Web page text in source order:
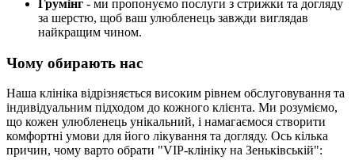
Грумінг - ми пропонуємо послуги з стрижки та догляду
за шерстю, щоб ваш улюбленець завжди виглядав
найкращим чином.
Чому обирають нас
Наша клініка відрізняється високим рівнем обслуговування та
індивідуальним підходом до кожного клієнта. Ми розуміємо,
що кожен улюбленець унікальний, і намагаємося створити
комфортні умови для його лікування та догляду. Ось кілька
причин, чому варто обрати "VIP-клініку на Зеньківській":